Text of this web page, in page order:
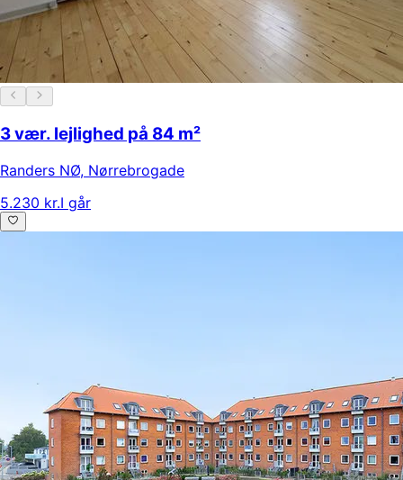
3 vær. lejlighed på 84 m²
Randers NØ, Nørrebrogade
5.230 kr.I går